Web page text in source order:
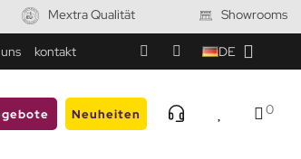
Mextra Qualität Showrooms
kontakt DE
Neuheiten 0